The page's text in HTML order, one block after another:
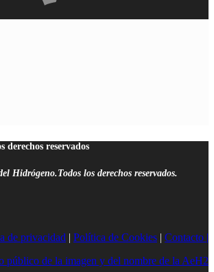
derechos reservados
Hidrógeno.Todos los derechos reservados.
de privacidad | Política de Cookies | Contacto |
público de la imagen y del nombre de la AeH2